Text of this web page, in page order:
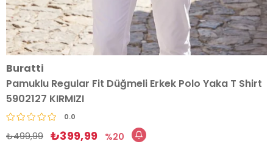
Buratti
Pamuklu Regular Fit Düğmeli Erkek Polo Yaka T Shirt
5902127 KIRMIZI
0.0
₺499,99 ₺399,99
20